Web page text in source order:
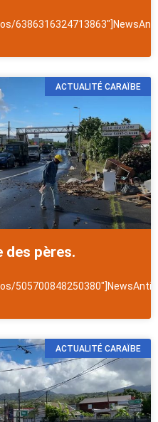
ACTUALITÉ CARAÏBE
des pères.
ACTUALITÉ CARAÏBE